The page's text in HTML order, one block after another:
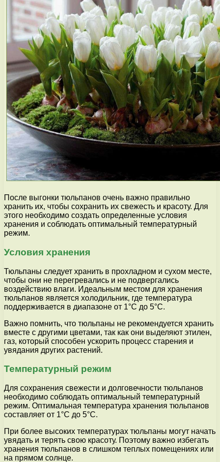
После выгонки тюльпанов очень важно правильно
хранить их, чтобы сохранить их свежесть и красоту. Для
этого необходимо создать определенные условия
хранения и соблюдать оптимальный температурный
режим.
Условия хранения
Тюльпаны следует хранить в прохладном и сухом месте,
чтобы они не перегревались и не подвергались
воздействию влаги. Идеальным местом для хранения
тюльпанов является холодильник, где температура
поддерживается в диапазоне от 1°C до 5°C.
Важно помнить, что тюльпаны не рекомендуется хранить
вместе с другими цветами, так как они выделяют этилен,
газ, который способен ускорить процесс старения и
увядания других растений.
Температурный режим
Для сохранения свежести и долговечности тюльпанов
необходимо соблюдать оптимальный температурный
режим. Оптимальная температура хранения тюльпанов
составляет от 1°C до 5°C.
При более высоких температурах тюльпаны могут начать
увядать и терять свою красоту. Поэтому важно избегать
хранения тюльпанов в слишком теплых помещениях или
на прямом солнце.